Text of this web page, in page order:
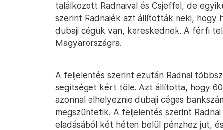
találkozott Radnaival és Csjeffel, de
szerint Radnaiék azt állították neki, hogy
dubaji cégük van, kereskednek. A férfi
Magyarországra.
A feljelentés szerint ezután Radnai
segítséget kért tőle. Azt állította, hogy
azonnal elhelyeznie dubaji céges
megszüntetik. A feljelentés szerint
eladásából két héten belül pénzhez jut,